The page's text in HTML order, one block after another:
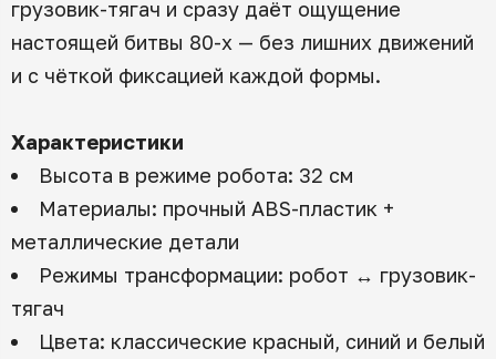
грузовик-тягач и сразу даёт ощущение
настоящей битвы 80-х — без лишних движений
и с чёткой фиксацией каждой формы.
Характеристики
Высота в режиме робота: 32 см
Материалы: прочный ABS-пластик +
металлические детали
Режимы трансформации: робот ↔ грузовик-
тягач
Цвета: классические красный, синий и белый